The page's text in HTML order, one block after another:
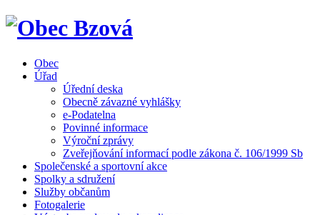
Obec
Úřad
Úřední deska
Obecně závazné vyhlášky
e-Podatelna
Povinné informace
Výroční zprávy
Zveřejňování informací podle zákona č. 106/1999 Sb
Společenské a sportovní akce
Spolky a sdružení
Služby občanům
Fotogalerie